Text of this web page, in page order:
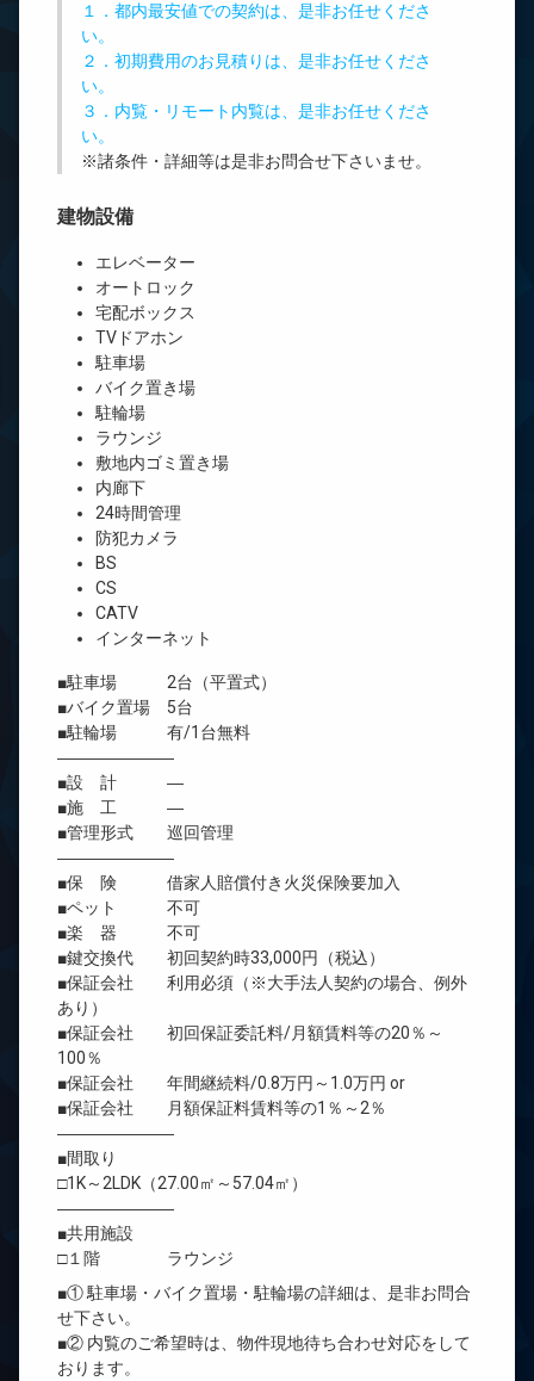
１．都内最安値での契約は、是非お任せくださ
い。
２．初期費用のお見積りは、是非お任せくださ
い。
３．内覧・リモート内覧は、是非お任せくださ
い。
※諸条件・詳細等は是非お問合せ下さいませ。
建物設備
エレベーター
オートロック
宅配ボックス
TVドアホン
駐車場
バイク置き場
駐輪場
ラウンジ
敷地内ゴミ置き場
内廊下
24時間管理
防犯カメラ
BS
CS
CATV
インターネット
■駐車場 2台（平置式）
■バイク置場 5台
■駐輪場 有/1台無料
―――――――
■設 計 ―
■施 工 ―
■管理形式 巡回管理
―――――――
■保 険 借家人賠償付き火災保険要加入
■ペット 不可
■楽 器 不可
■鍵交換代 初回契約時33,000円（税込）
■保証会社 利用必須（※大手法人契約の場合、例外
あり）
■保証会社 初回保証委託料/月額賃料等の20％～
100％
■保証会社 年間継続料/0.8万円～1.0万円 or
■保証会社 月額保証料賃料等の1％～2％
―――――――
■間取り
□1K～2LDK（27.00㎡～57.04㎡）
―――――――
■共用施設
□１階 ラウンジ
■① 駐車場・バイク置場・駐輪場の詳細は、是非お問合
せ下さい。
■② 内覧のご希望時は、物件現地待ち合わせ対応をして
おります。